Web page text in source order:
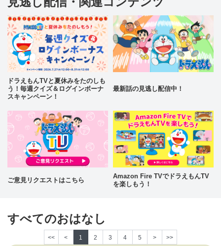
ドラえもんTVと夏休みをたのしも
う！毎週クイズ＆ログインボーナ
スキャンペーン！
最新話の見逃し配信中！
ご意見リクエストはこちら
Amazon Fire TVでドラえもんTV
を楽しもう！
すべてのおはなし
<< < 1 2 3 4 5 > >>